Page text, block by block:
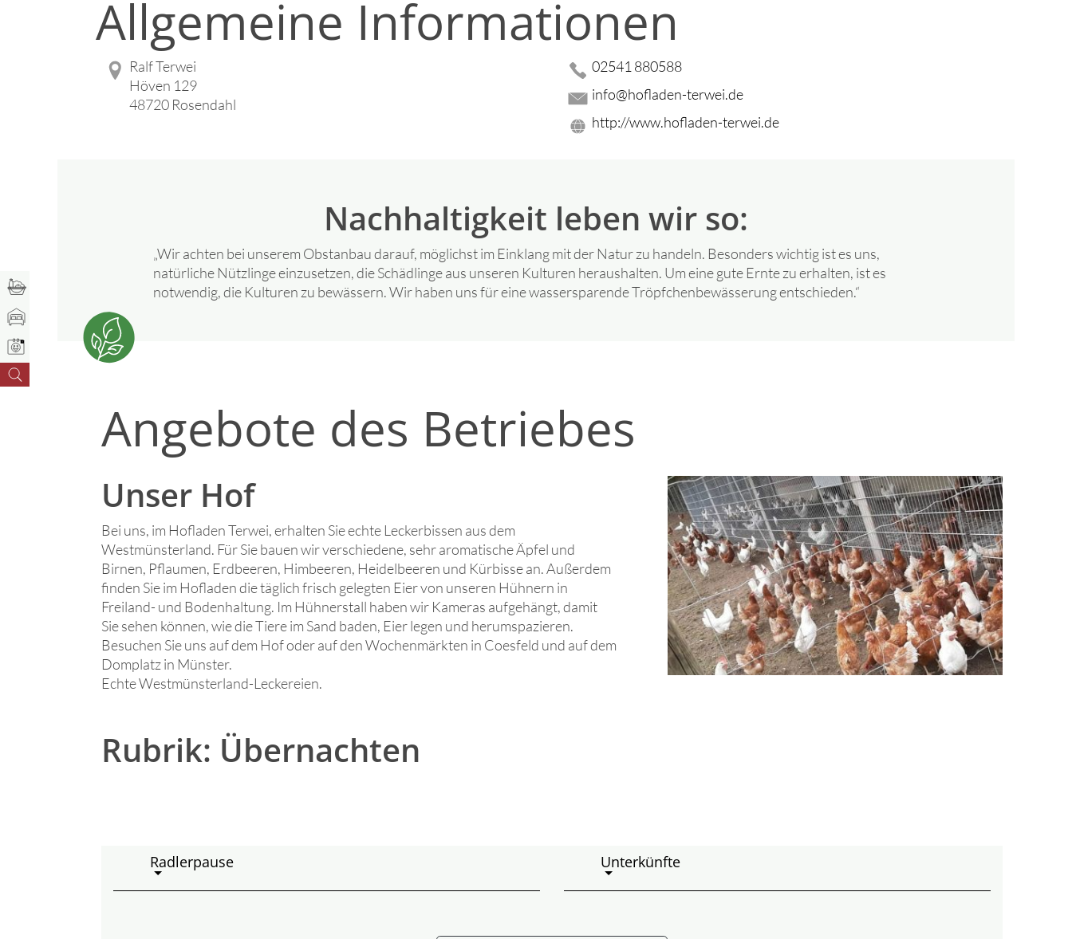
Allgemeine Informationen
Ralf Terwei
Höven 129
48720 Rosendahl
02541 880588
info@hofladen-terwei.de
http://www.hofladen-terwei.de
Nachhaltigkeit leben wir so:
„Wir achten bei unserem Obstanbau darauf, möglichst im Einklang mit der Natur zu handeln. Besonders wichtig ist es uns,
natürliche Nützlinge einzusetzen, die Schädlinge aus unseren Kulturen heraushalten. Um eine gute Ernte zu erhalten, ist es
notwendig, die Kulturen zu bewässern. Wir haben uns für eine wassersparende Tröpfchenbewässerung entschieden.“
Angebote des Betriebes
Unser Hof
Bei uns, im Hofladen Terwei, erhalten Sie echte Leckerbissen aus dem
Westmünsterland. Für Sie bauen wir verschiedene, sehr aromatische Äpfel und
Birnen, Pflaumen, Erdbeeren, Himbeeren, Heidelbeeren und Kürbisse an. Außerdem
finden Sie im Hofladen die täglich frisch gelegten Eier von unseren Hühnern in
Freiland- und Bodenhaltung. Im Hühnerstall haben wir Kameras aufgehängt, damit
Sie sehen können, wie die Tiere im Sand baden, Eier legen und herumspazieren.
Besuchen Sie uns auf dem Hof oder auf den Wochenmärkten in Coesfeld und auf dem
Domplatz in Münster.
Echte Westmünsterland-Leckereien.
Rubrik: Übernachten
Radlerpause Unterkünfte